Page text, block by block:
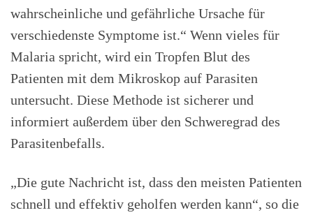
wahrscheinliche und gefährliche Ursache für
verschiedenste Symptome ist.“ Wenn vieles für
Malaria spricht, wird ein Tropfen Blut des
Patienten mit dem Mikroskop auf Parasiten
untersucht. Diese Methode ist sicherer und
informiert außerdem über den Schweregrad des
Parasitenbefalls.
„Die gute Nachricht ist, dass den meisten Patienten
schnell und effektiv geholfen werden kann“, so die